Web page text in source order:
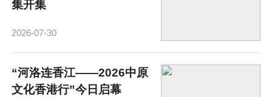
集开集
2026-07-30
“河洛连香江——2026中原
文化香港行”今日启幕